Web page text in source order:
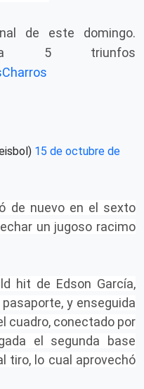
de este domingo.
triunfos
15 de octubre de
de nuevo en el sexto
un jugoso racimo
hit de Edson García,
y enseguida
cuadro, conectado por
el segunda base
tiro, lo cual aprovechó